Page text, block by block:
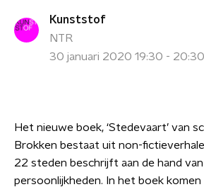
Kunststof
NTR
30 januari 2020 19:30 - 20:30
Het nieuwe boek, ‘Stedevaart’ van
Brokken bestaat uit non-
22 steden beschrijft aan de hand
persoonlijkheden. In het boek